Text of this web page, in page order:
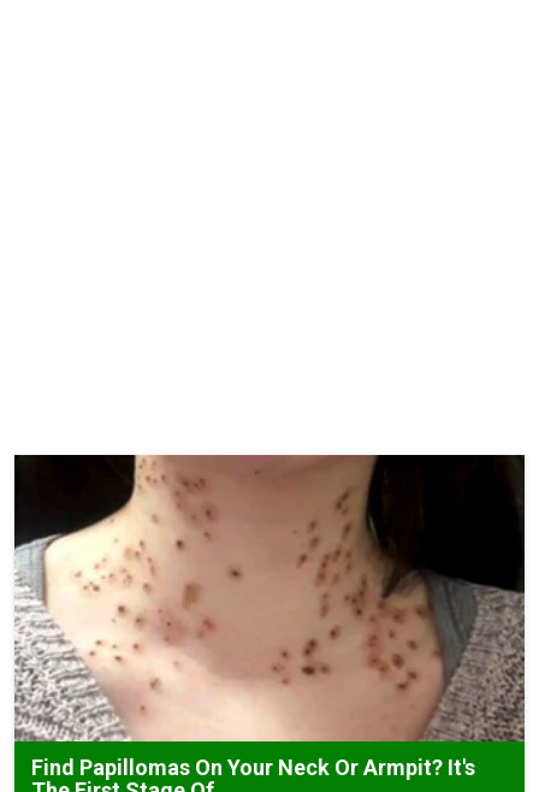
Find Papillomas On Your Neck Or Armpit? It's